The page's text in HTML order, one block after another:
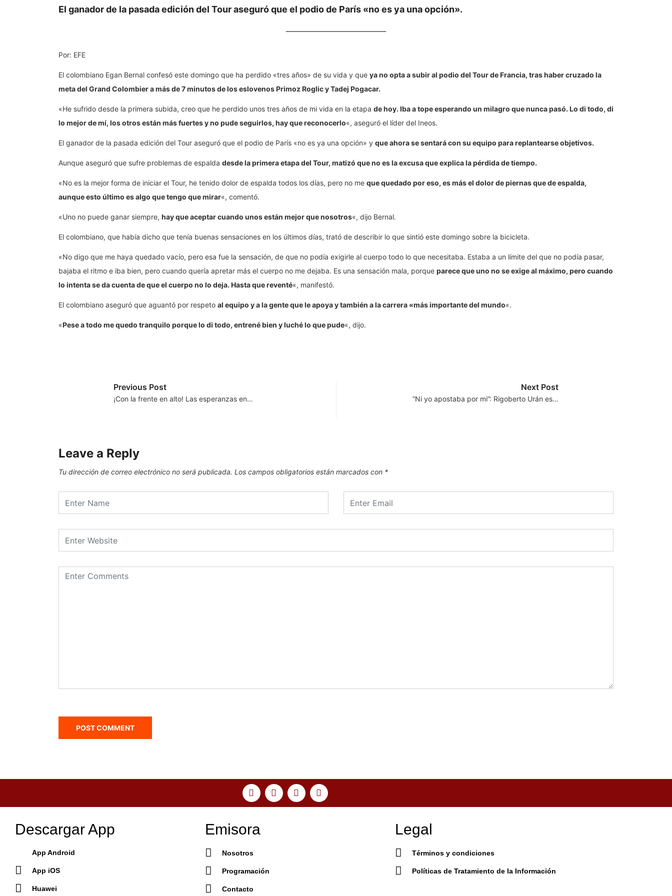
El ganador de la pasada edición del Tour aseguró que el podio de París «no es ya una opción».
Por: EFE
El colombiano Egan Bernal confesó este domingo que ha perdido «tres años» de su vida y que ya no opta a subir al podio del Tour de Francia, tras haber cruzado la
meta del Grand Colombier a más de 7 minutos de los eslovenos Primoz Roglic y Tadej Pogacar.
«He sufrido desde la primera subida, creo que he perdido unos tres años de mi vida en la etapa de hoy. Iba a tope esperando un milagro que nunca pasó. Lo di todo, di
lo mejor de mí, los otros están más fuertes y no pude seguirlos, hay que reconocerlo«, aseguró el líder del Ineos.
El ganador de la pasada edición del Tour aseguró que el podio de París «no es ya una opción» y que ahora se sentará con su equipo para replantearse objetivos.
Aunque aseguró que sufre problemas de espalda desde la primera etapa del Tour, matizó que no es la excusa que explica la pérdida de tiempo.
«No es la mejor forma de iniciar el Tour, he tenido dolor de espalda todos los días, pero no me que quedado por eso, es más el dolor de piernas que de espalda,
aunque esto último es algo que tengo que mirar«, comentó.
«Uno no puede ganar siempre, hay que aceptar cuando unos están mejor que nosotros«, dijo Bernal.
El colombiano, que había dicho que tenía buenas sensaciones en los últimos días, trató de describir lo que sintió este domingo sobre la bicicleta.
«No digo que me haya quedado vacío, pero esa fue la sensación, de que no podía exigirle al cuerpo todo lo que necesitaba. Estaba a un límite del que no podía pasar,
bajaba el ritmo e iba bien, pero cuando quería apretar más el cuerpo no me dejaba. Es una sensación mala, porque parece que uno no se exige al máximo, pero cuando
lo intenta se da cuenta de que el cuerpo no lo deja. Hasta que reventé«, manifestó.
El colombiano aseguró que aguantó por respeto al equipo y a la gente que le apoya y también a la carrera «más importante del mundo«.
«Pese a todo me quedo tranquilo porque lo di todo, entrené bien y luché lo que pude«, dijo.
Previous Post
¡Con la frente en alto! Las esperanzas en…
Next Post
“Ni yo apostaba por mi”: Rigoberto Urán es…
Leave a Reply
Tu dirección de correo electrónico no será publicada. Los campos obligatorios están marcados con *
Descargar App
App Android
App iOS
Huawei
Emisora
Nosotros
Programación
Contacto
Legal
Términos y condiciones
Políticas de Tratamiento de la Información